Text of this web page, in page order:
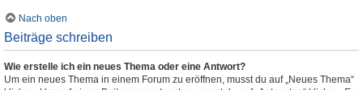
Nach oben
Beiträge schreiben
Wie erstelle ich ein neues Thema oder eine Antwort?
Um ein neues Thema in einem Forum zu eröffnen, musst du auf „Neues Thema“